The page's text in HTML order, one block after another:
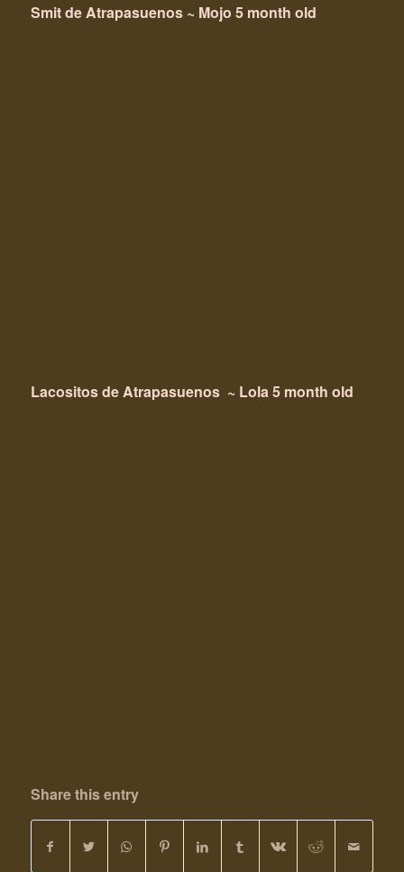
Smit de Atrapasuenos ~ Mojo 5 month old
Lacositos de Atrapasuenos ~ Lola 5 month old
Share this entry